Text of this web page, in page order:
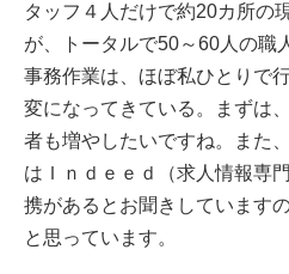
タッフ４人だけで約20カ所の
が、トータルで50～60人の職
事務作業は、ほぼ私ひとりで
変になってきている。まずは
者も増やしたいですね。また
はＩｎｄｅｅｄ（求人情報専
携があるとお聞きしています
と思っています。